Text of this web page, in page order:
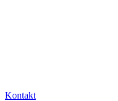
Kontakt